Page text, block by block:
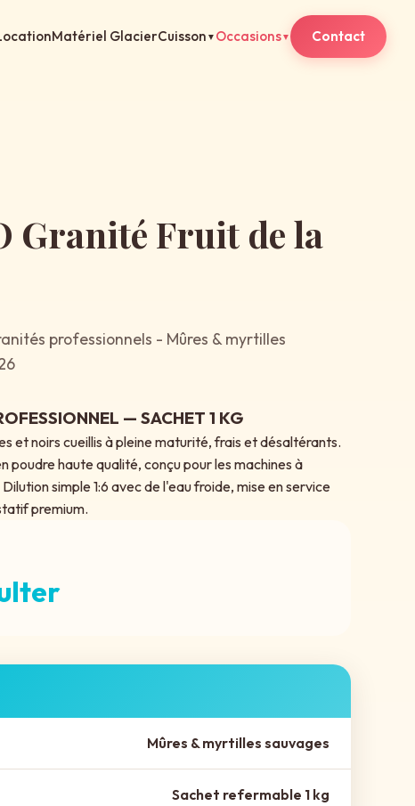
Matériel GlacierCuisson ▼ Occasions▼ Contact
Granité Fruit de la
professionnels - Mûres & myrtilles
— SACHET 1 KG
et noirs cueillis à pleine maturité, frais et désaltérants.
poudre haute qualité, conçu pour les machines à
simple 1:6 avec de l'eau froide, mise en service
premium.
Mûres & myrtilles sauvages
Sachet refermable 1 kg